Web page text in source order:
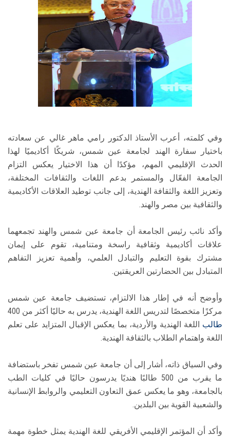
وفي كلمته، أعرب الأستاذ الدكتور رامي ماهر غالي عن سعادته
باختيار سفارة الهند لجامعة عين شمس، شريكًا أكاديميًا لهذا
الحدث الإقليمي المهم، مؤكدًا أن هذا الاختيار يعكس التزام
الجامعة الفعّال والمستمر بدعم اللغات والثقافات المختلفة،
وتعزيز اللغة والثقافة الهندية، إلى جانب توطيد العلاقات الأكاديمية
والثقافية بين مصر والهند.
وأكد نائب رئيس الجامعة أن جامعة عين شمس والهند تجمعهما
علاقات أكاديمية وثقافية راسخة ومتنامية، تقوم على إيمان
مشترك بقوة التعليم والتبادل العلمي، وأهمية تعزيز التفاهم
المتبادل بين الحضارتين العريقتين.
وأوضح أنه في إطار هذا الالتزام، تستضيف جامعة عين شمس
مركزًا متخصصًا لتدريس اللغة الهندية، يدرس به حاليًا أكثر من 400
طالب اللغة الهندية والأردية، بما يعكس الإقبال المتزايد على تعلم
اللغة واهتمام الطلاب بالثقافة الهندية.
وفي السياق ذاته، أشار إلى أن جامعة عين شمس تفخر باستضافة
ما يقرب من 500 طالبًا هنديًا يدرسون حاليًا في كليات الطب
بالجامعة، وهو ما يعكس عمق التعاون التعليمي والروابط الإنسانية
والشعبية القوية بين البلدين.
وأكد أن المؤتمر الإقليمي الأفريقي للغة الهندية يمثل خطوة مهمة